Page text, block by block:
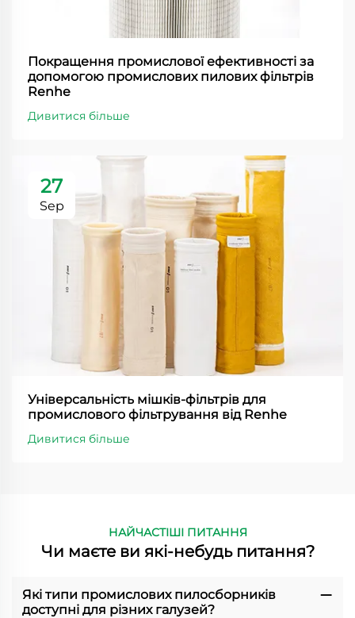
Покращення промислової ефективності за
допомогою промислових пилових фільтрів
Renhe
Дивитися більше
27
Sep
Універсальність мішків-фільтрів для
промислового фільтрування від Renhe
Дивитися більше
НАЙЧАСТІШІ ПИТАННЯ
Чи маєте ви які-небудь питання?
Які типи промислових пилосборників
доступні для різних галузей?